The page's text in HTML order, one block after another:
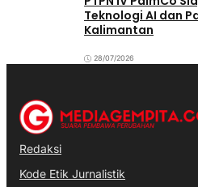
Teknologi AI dan
Kalimantan
28/07/2026
Redaksi
Kode Etik Jurnalistik